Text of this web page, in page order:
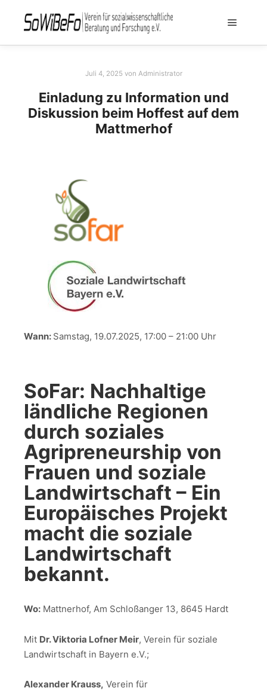
Juli 4, 2025 von Administrator
Einladung zu Information und
Diskussion beim Hoffest auf dem
Mattmerhof
Wann: Samstag, 19.07.2025, 17:00 – 21:00 Uhr
SoFar: Nachhaltige
ländliche Regionen
durch soziales
Agripreneurship von
Frauen und soziale
Landwirtschaft – Ein
Europäisches Projekt
macht die soziale
Landwirtschaft
bekannt.
Wo: Mattnerhof, Am Schloßanger 13, 8645 Hardt
Mit Dr. Viktoria Lofner Meir, Verein für soziale
Landwirtschaft in Bayern e.V.;
Alexander Krauss, Verein für